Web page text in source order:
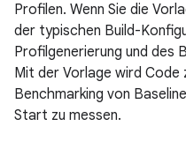
Profilen. Wenn Sie die
der typischen Build-
Profilgenerierung und des
Mit der Vorlage wird Code
Benchmarking von
Start zu messen.